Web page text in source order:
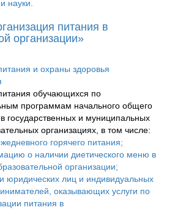
науки.
питания в
организации»
и охраны здоровья
обучающихся по
программам начального общего
государственных и муниципальных
организациях, в том числе:
горячего питания;
о наличии диетического меню в
организации;
юридических лиц и индивидуальных
оказывающих услуги по
питания в